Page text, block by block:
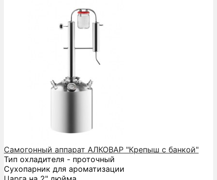
Самогонный аппарат АЛКОВАР "Крепыш с банкой"
Тип охладителя - проточный
Сухопарник для ароматизации